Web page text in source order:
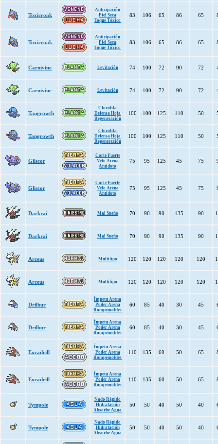
Toxicroak
Anticipación
Piel Seca
Toque Tóxico
83 106 65 86 65
Toxicroak
Anticipación
Piel Seca
Toque Tóxico
83 106 65 86 65
Carnivine Levitación 74 100 72 90 72
Carnivine Levitación 74 100 72 90 72
Tangrowth
Clorofila
Defensa Hoja
Regeneración
100 100 125 110 50
Tangrowth
Clorofila
Defensa Hoja
Regeneración
100 100 125 110 50
Gliscor
Corte Fuerte
Velo Arena
Antídoto
75 95 125 45 75
Gliscor
Corte Fuerte
Velo Arena
Antídoto
75 95 125 45 75
Darkrai Mal Sueño 70 90 90 135 90
Darkrai Mal Sueño 70 90 90 135 90
Arceus Multitipo 120 120 120 120 120
Arceus Multitipo 120 120 120 120 120
Drilbur
Ímpetu Arena
Poder Arena
Rompemoldes
60 85 40 30 45
Drilbur
Ímpetu Arena
Poder Arena
Rompemoldes
60 85 40 30 45
Excadrill
Ímpetu Arena
Poder Arena
Rompemoldes
110 135 60 50 65
Excadrill
Ímpetu Arena
Poder Arena
Rompemoldes
110 135 60 50 65
Tympole
Nado Rápido
Hidratación
Absorbe Agua
50 50 40 50 40
Tympole
Nado Rápido
Hidratación
Absorbe Agua
50 50 40 50 40